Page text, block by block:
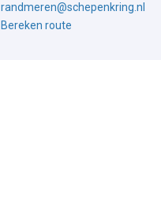
randmeren@schepenkring.nl
Bereken route